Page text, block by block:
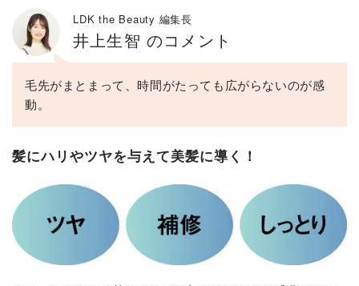
LDK the Beauty 編集長
井上生智 のコメント
毛先がまとまって、時間がたっても広がらないのが感
動。
髪にハリやツヤを与えて美髪に導く！